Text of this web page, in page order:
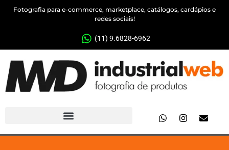
Fotografia para e-commerce, marketplace, catálogos, cardápios e
redes sociais!
(11) 9.6828-6962